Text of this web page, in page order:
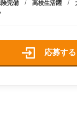
険完備 / 高校生活躍 /
応募する